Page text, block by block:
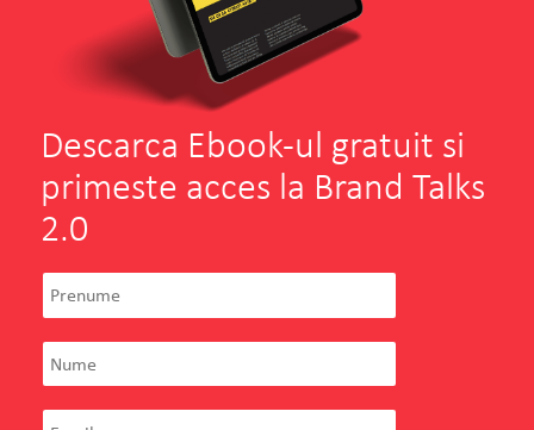
Descarca Ebook-ul gratuit si
primeste acces la Brand Talks
2.0